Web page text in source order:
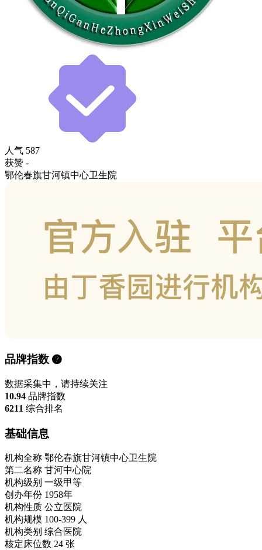
人气 587
获赞 -
鄂伦春旗甘河镇中心卫生院
品牌指数
数据采集中，请持续关注
10.94 品牌指数
6211 综合排名
基础信息
机构全称 鄂伦春旗甘河镇中心卫生院
第二名称 甘河中心院
机构级别 一级甲等
创办年份 1958年
机构性质 公立医院
机构规模 100-399 人
机构类别 综合医院
核定床位数 24 张